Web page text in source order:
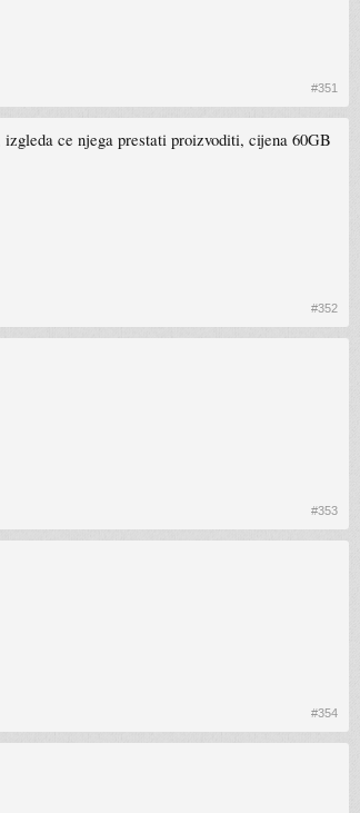
#351
ce njega prestati proizvoditi, cijena 60GB
#352
#353
#354